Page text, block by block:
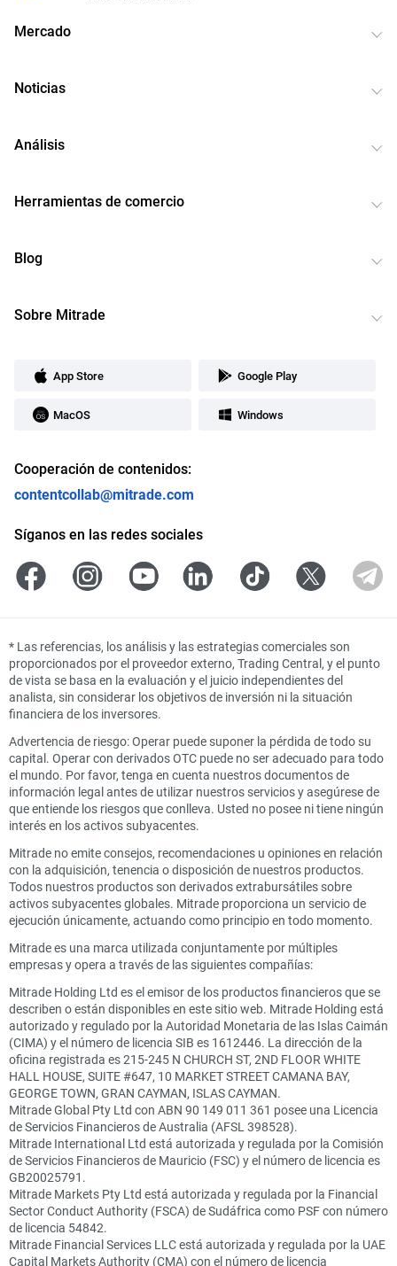
Mercado
Noticias
Análisis
Herramientas de comercio
Blog
Sobre Mitrade
App Store Google Play
MacOS Windows
Cooperación de contenidos:
contentcollab@mitrade.com
Síganos en las redes sociales
* Las referencias, los análisis y las estrategias comerciales son
proporcionados por el proveedor externo, Trading Central, y el punto
de vista se basa en la evaluación y el juicio independientes del
analista, sin considerar los objetivos de inversión ni la situación
financiera de los inversores.
Advertencia de riesgo: Operar puede suponer la pérdida de todo su
capital. Operar con derivados OTC puede no ser adecuado para todo
el mundo. Por favor, tenga en cuenta nuestros documentos de
información legal antes de utilizar nuestros servicios y asegúrese de
que entiende los riesgos que conlleva. Usted no posee ni tiene ningún
interés en los activos subyacentes.
Mitrade no emite consejos, recomendaciones u opiniones en relación
con la adquisición, tenencia o disposición de nuestros productos.
Todos nuestros productos son derivados extrabursátiles sobre
activos subyacentes globales. Mitrade proporciona un servicio de
ejecución únicamente, actuando como principio en todo momento.
Mitrade es una marca utilizada conjuntamente por múltiples
empresas y opera a través de las siguientes compañías:
Mitrade Holding Ltd es el emisor de los productos financieros que se
describen o están disponibles en este sitio web. Mitrade Holding está
autorizado y regulado por la Autoridad Monetaria de las Islas Caimán
(CIMA) y el número de licencia SIB es 1612446. La dirección de la
oficina registrada es 215-245 N CHURCH ST, 2ND FLOOR WHITE
HALL HOUSE, SUITE #647, 10 MARKET STREET CAMANA BAY,
GEORGE TOWN, GRAN CAYMAN, ISLAS CAYMAN.
Mitrade Global Pty Ltd con ABN 90 149 011 361 posee una Licencia
de Servicios Financieros de Australia (AFSL 398528).
Mitrade International Ltd está autorizada y regulada por la Comisión
de Servicios Financieros de Mauricio (FSC) y el número de licencia es
GB20025791.
Mitrade Markets Pty Ltd está autorizada y regulada por la Financial
Sector Conduct Authority (FSCA) de Sudáfrica como PSF con número
de licencia 54842.
Mitrade Financial Services LLC está autorizada y regulada por la UAE
Capital Markets Authority (CMA) con el número de licencia